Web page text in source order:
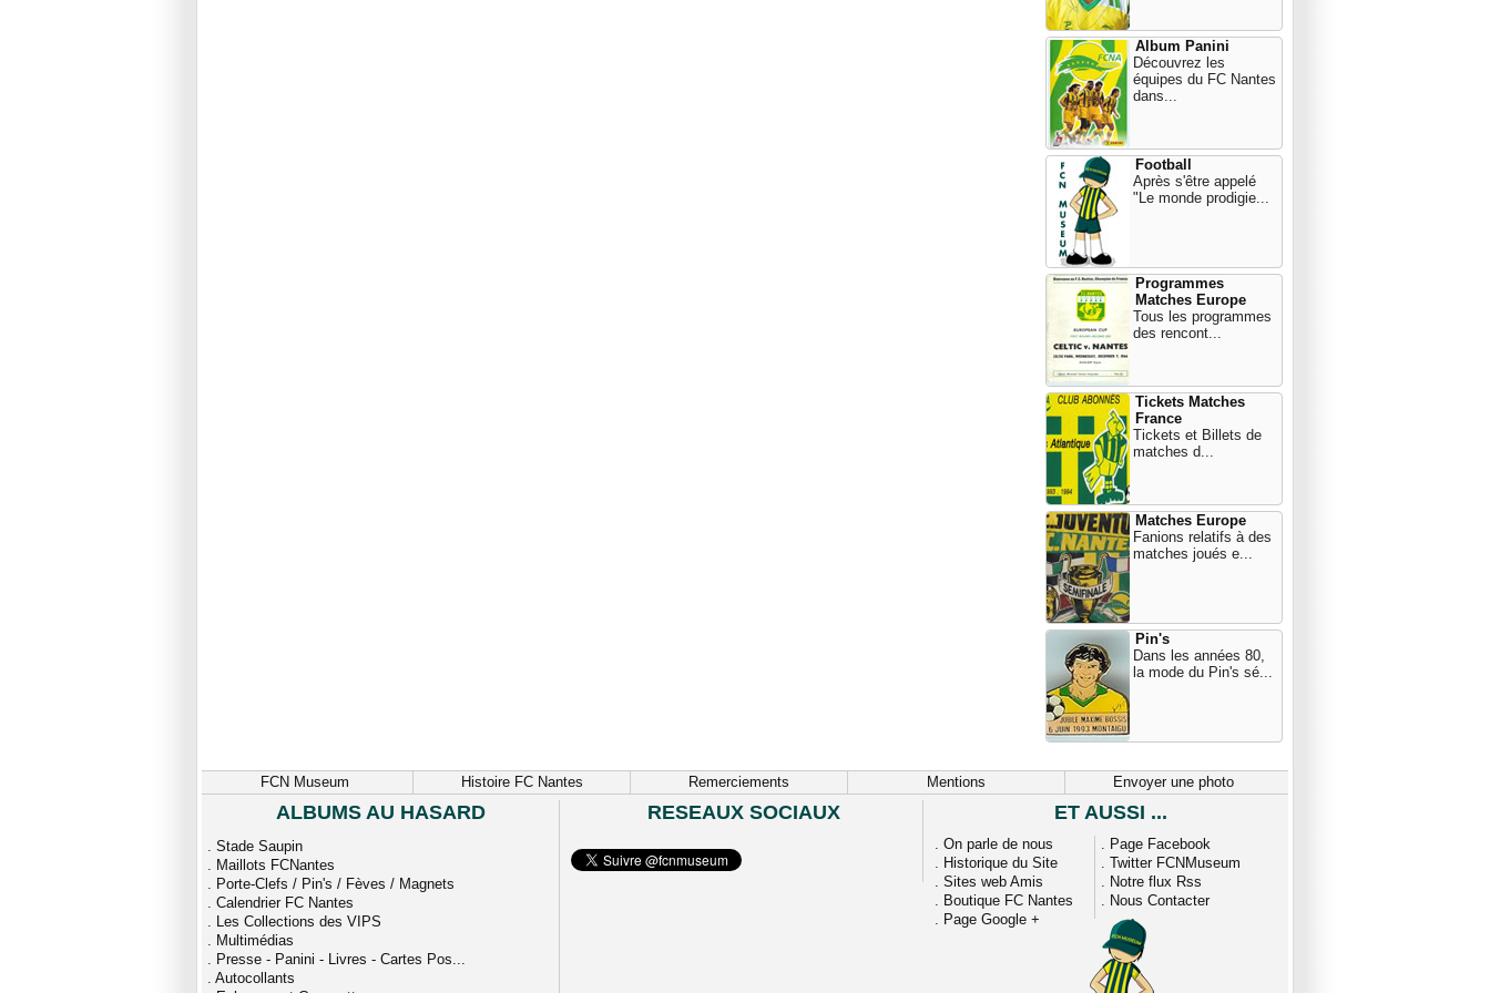
Album Panini
Découvrez les
équipes du FC Nantes
dans...
Football
Après s'être appelé
"Le monde prodigie...
Programmes
Matches Europe
Tous les programmes
des rencont...
Tickets Matches
France
Tickets et Billets de
matches d...
Matches Europe
Fanions relatifs à des
matches joués e...
Pin's
Dans les années 80,
la mode du Pin's sé...
FCN Museum Histoire FC Nantes Remerciements Mentions Envoyer une photo
ALBUMS AU HASARD
. Stade Saupin
. Maillots FCNantes
. Porte-Clefs / Pin's / Fèves / Magnets
. Calendrier FC Nantes
. Les Collections des VIPS
. Multimédias
. Presse - Panini - Livres - Cartes Pos...
. Autocollants
RESEAUX SOCIAUX ET AUSSI ...
. On parle de nous
. Historique du Site
. Sites web Amis
. Boutique FC Nantes
. Page Google +
. Page Facebook
. Twitter FCNMuseum
. Notre flux Rss
. Nous Contacter